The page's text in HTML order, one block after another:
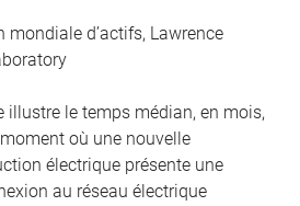
mondiale d’actifs, Lawrence
illustre le temps médian, en mois,
où une nouvelle
électrique présente une
au réseau électrique